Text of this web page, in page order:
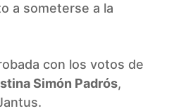
a someterse a la
con los votos de
Simón Padrós,